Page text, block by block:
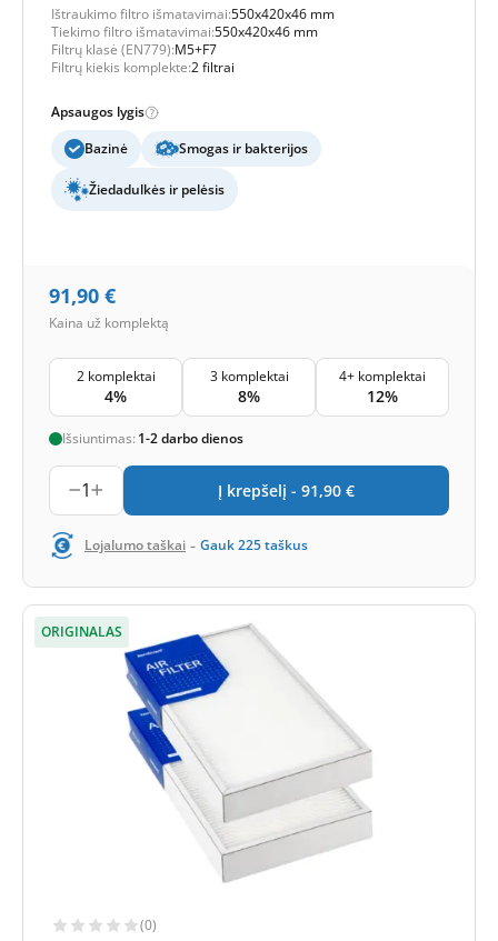
Ištraukimo filtro išmatavimai:550x420x46 mm
Tiekimo filtro išmatavimai:550x420x46 mm
Filtrų klasė (EN779):M5+F7
Filtrų kiekis komplekte:2 filtrai
Apsaugos lygis
Bazinė
Smogas ir bakterijos
Žiedadulkės ir pelėsis
91,90 €
Kaina už komplektą
2 komplektai
4%
3 komplektai
8%
4+ komplektai
12%
Išsiuntimas: 1-2 darbo dienos
1 Į krepšelį - 91,90 €
Lojalumo taškai - Gauk225taškus
ORIGINALAS
(0)